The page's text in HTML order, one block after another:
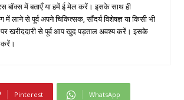
बॉक्स में बताएँ या हमें ई मेल करें। इसके साथ ही
से पूर्व अपने चिकित्सक, सौंदर्य विशेषज्ञ या किसी भी
खरीददारी से पूर्व आप खुद पड़ताल अवश्य करें। इसके
करें।
Pinterest WhatsApp